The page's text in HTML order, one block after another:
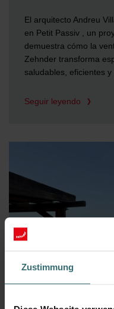
Zustimmung
El arquitecto Andreu
en Petit Passiv , un
demuestra cómo la
Zehnder transforma
saludables, eficientes
Seguir leyendo